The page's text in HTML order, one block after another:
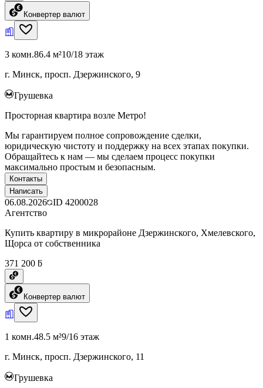
Конвертер валют
3 комн.86.4 м²10/18 этаж
г. Минск, просп. Дзержинского, 9
Грушевка
Просторная квартира возле Метро!
Мы гарантируем полное сопровождение сделки,
юридическую чистоту и поддержку на всех этапах покупки.
Обращайтесь к нам — мы сделаем процесс покупки
максимально простым и безопасным.
Контакты
Написать
06.08.2026 ID 4200028
Агентство
Купить квартиру в микрорайоне Дзержинского, Хмелевского,
Щорса от собственника
371 200 ƃ
Конвертер валют
1 комн.48.5 м²9/16 этаж
г. Минск, просп. Дзержинского, 11
Грушевка